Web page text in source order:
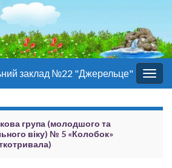
заклад №22 "Джерельце"
група (молодшого та
віку) № 5 «Колобок»